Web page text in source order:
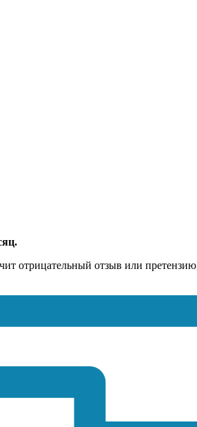
отрицательный отзыв или